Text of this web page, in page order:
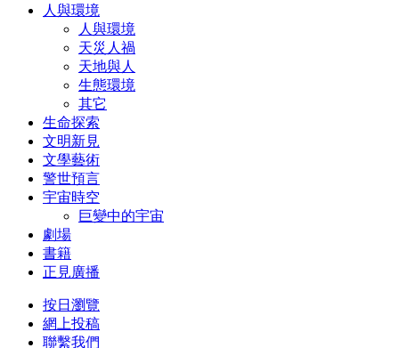
人與環境
人與環境
天災人禍
天地與人
生態環境
其它
生命探索
文明新見
文學藝術
警世預言
宇宙時空
巨變中的宇宙
劇場
書籍
正見廣播
按日瀏覽
網上投稿
聯繫我們